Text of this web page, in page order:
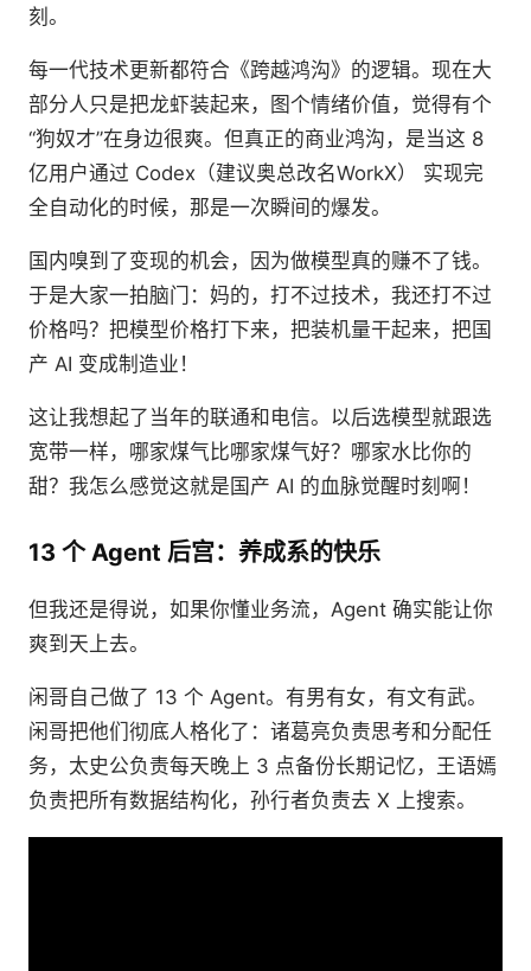
刻。
每一代技术更新都符合《跨越鸿沟》的逻辑。现在大
部分人只是把龙虾装起来，图个情绪价值，觉得有个
“狗奴才”在身边很爽。但真正的商业鸿沟，是当这 8
亿用户通过 Codex（建议奥总改名WorkX） 实现完
全自动化的时候，那是一次瞬间的爆发。
国内嗅到了变现的机会，因为做模型真的赚不了钱。
于是大家一拍脑门：妈的，打不过技术，我还打不过
价格吗？把模型价格打下来，把装机量干起来，把国
产 AI 变成制造业！
这让我想起了当年的联通和电信。以后选模型就跟选
宽带一样，哪家煤气比哪家煤气好？哪家水比你的
甜？我怎么感觉这就是国产 AI 的血脉觉醒时刻啊！
13 个 Agent 后宫：养成系的快乐
但我还是得说，如果你懂业务流，Agent 确实能让你
爽到天上去。
闲哥自己做了 13 个 Agent。有男有女，有文有武。
闲哥把他们彻底人格化了：诸葛亮负责思考和分配任
务，太史公负责每天晚上 3 点备份长期记忆，王语嫣
负责把所有数据结构化，孙行者负责去 X 上搜索。